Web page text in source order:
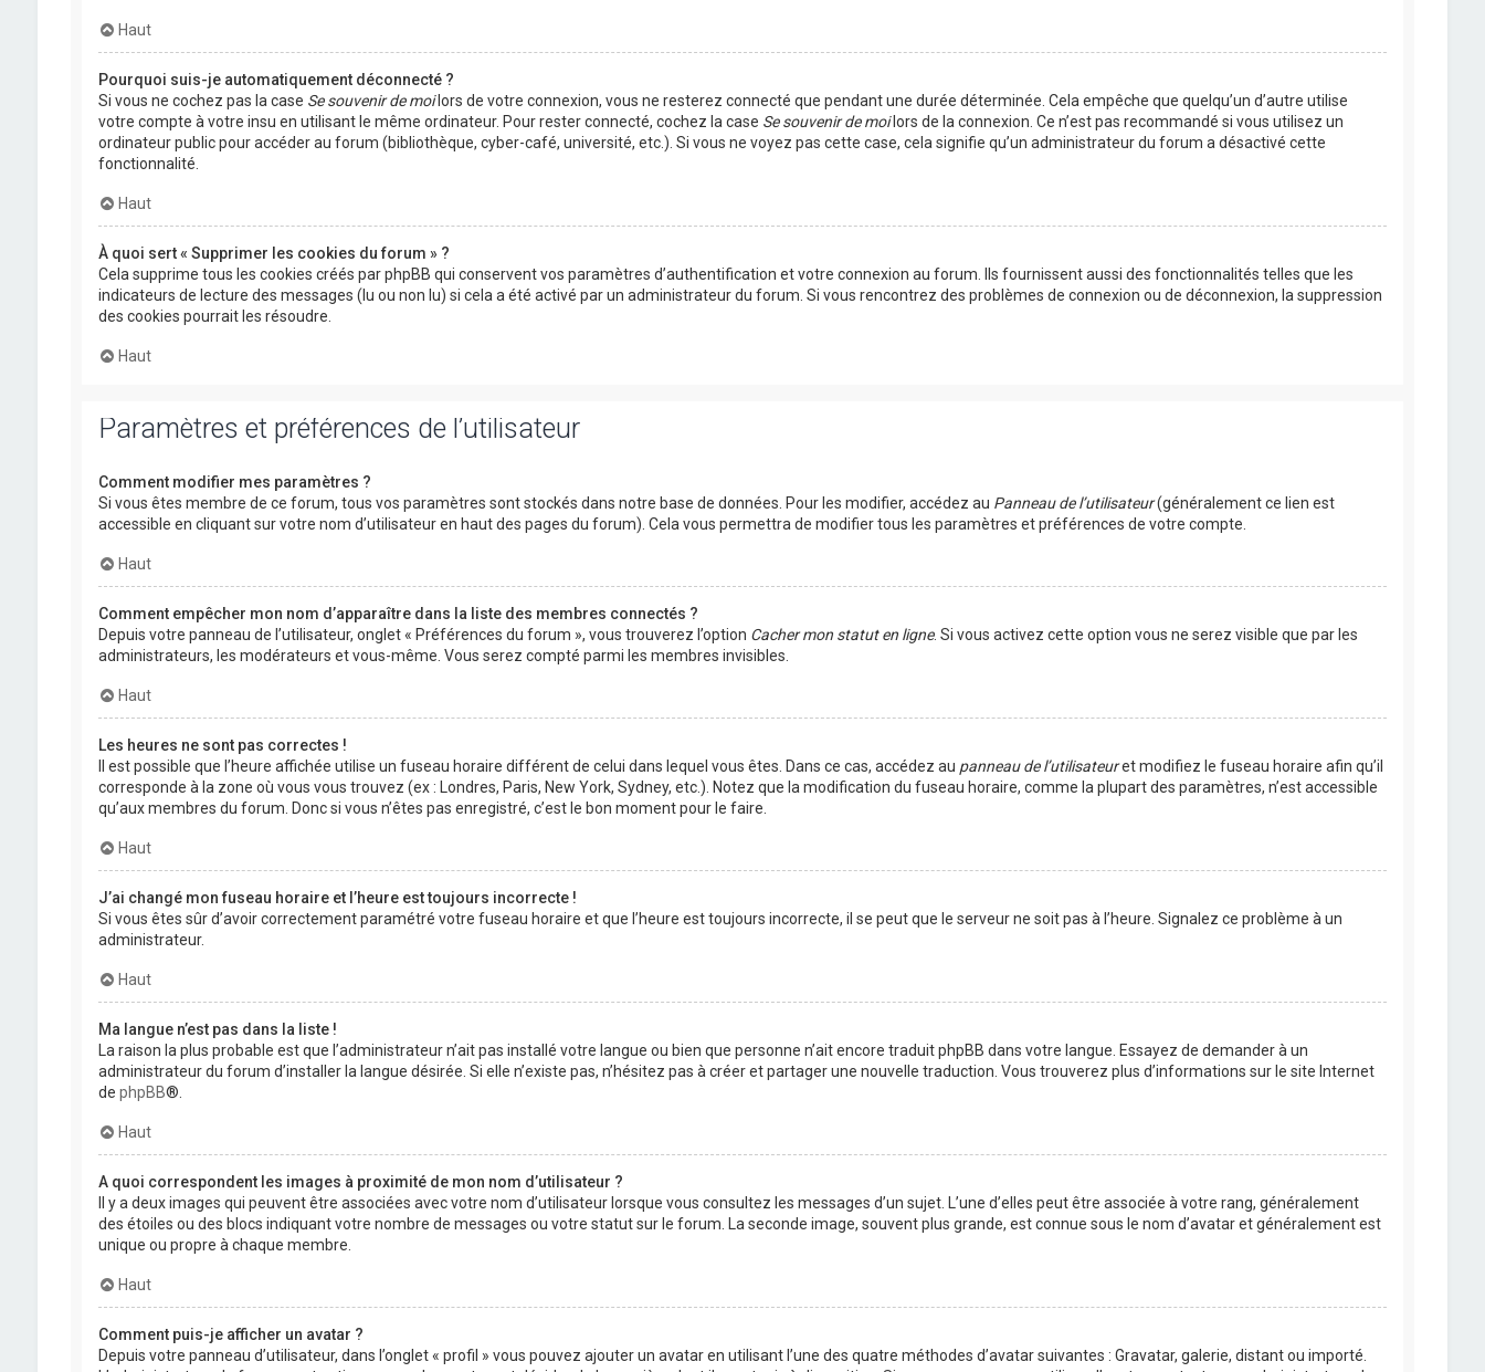
Haut
Pourquoi suis-je automatiquement déconnecté ?
Si vous ne cochez pas la case Se souvenir de moilors de votre connexion, vous ne resterez connecté que pendant une durée déterminée. Cela empêche que quelqu’un d’autre utilise
votre compte à votre insu en utilisant le même ordinateur. Pour rester connecté, cochez la case Se souvenir de moilors de la connexion. Ce n’est pas recommandé si vous utilisez un
ordinateur public pour accéder au forum (bibliothèque, cyber-café, université, etc.). Si vous ne voyez pas cette case, cela signifie qu’un administrateur du forum a désactivé cette
fonctionnalité.
Haut
À quoi sert « Supprimer les cookies du forum » ?
Cela supprime tous les cookies créés par phpBB qui conservent vos paramètres d’authentification et votre connexion au forum. Ils fournissent aussi des fonctionnalités telles que les
indicateurs de lecture des messages (lu ou non lu) si cela a été activé par un administrateur du forum. Si vous rencontrez des problèmes de connexion ou de déconnexion, la suppression
des cookies pourrait les résoudre.
Haut
Paramètres et préférences de l’utilisateur
Comment modifier mes paramètres ?
Si vous êtes membre de ce forum, tous vos paramètres sont stockés dans notre base de données. Pour les modifier, accédez au Panneau de l’utilisateur(généralement ce lien est
accessible en cliquant sur votre nom d’utilisateur en haut des pages du forum). Cela vous permettra de modifier tous les paramètres et préférences de votre compte.
Haut
Comment empêcher mon nom d’apparaître dans la liste des membres connectés ?
Depuis votre panneau de l’utilisateur, onglet « Préférences du forum », vous trouverez l’option Cacher mon statut en ligne. Si vous activez cette option vous ne serez visible que par les
administrateurs, les modérateurs et vous-même. Vous serez compté parmi les membres invisibles.
Haut
Les heures ne sont pas correctes !
Il est possible que l’heure affichée utilise un fuseau horaire différent de celui dans lequel vous êtes. Dans ce cas, accédez au panneau de l’utilisateuret modifiez le fuseau horaire afin qu’il
corresponde à la zone où vous vous trouvez (ex : Londres, Paris, New York, Sydney, etc.). Notez que la modification du fuseau horaire, comme la plupart des paramètres, n’est accessible
qu’aux membres du forum. Donc si vous n’êtes pas enregistré, c’est le bon moment pour le faire.
Haut
J’ai changé mon fuseau horaire et l’heure est toujours incorrecte !
Si vous êtes sûr d’avoir correctement paramétré votre fuseau horaire et que l’heure est toujours incorrecte, il se peut que le serveur ne soit pas à l’heure. Signalez ce problème à un
administrateur.
Haut
Ma langue n’est pas dans la liste !
La raison la plus probable est que l’administrateur n’ait pas installé votre langue ou bien que personne n’ait encore traduit phpBB dans votre langue. Essayez de demander à un
administrateur du forum d’installer la langue désirée. Si elle n’existe pas, n’hésitez pas à créer et partager une nouvelle traduction. Vous trouverez plus d’informations sur le site Internet
de phpBB®.
Haut
A quoi correspondent les images à proximité de mon nom d’utilisateur ?
Il y a deux images qui peuvent être associées avec votre nom d’utilisateur lorsque vous consultez les messages d’un sujet. L’une d’elles peut être associée à votre rang, généralement
des étoiles ou des blocs indiquant votre nombre de messages ou votre statut sur le forum. La seconde image, souvent plus grande, est connue sous le nom d’avatar et généralement est
unique ou propre à chaque membre.
Haut
Comment puis-je afficher un avatar ?
Depuis votre panneau d’utilisateur, dans l’onglet « profil » vous pouvez ajouter un avatar en utilisant l’une des quatre méthodes d’avatar suivantes : Gravatar, galerie, distant ou importé.